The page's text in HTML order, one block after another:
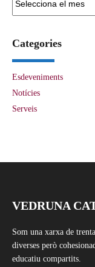
Categories
Esdeveniments
Notícies
Serveis
VEDRUNA
Som una xarxa de
diverses però
educatiu compartits.